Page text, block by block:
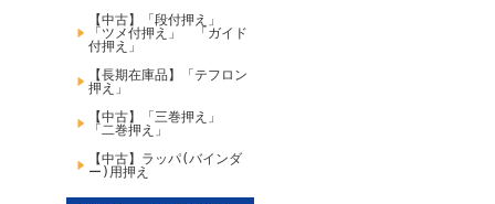
【中古】「段付押え」
「ツメ付押え」 「ガイド
付押え」
【長期在庫品】「テフロン
押え」
【中古】「三巻押え」
「二巻押え」
【中古】ラッパ(バインダ
ー)用押え